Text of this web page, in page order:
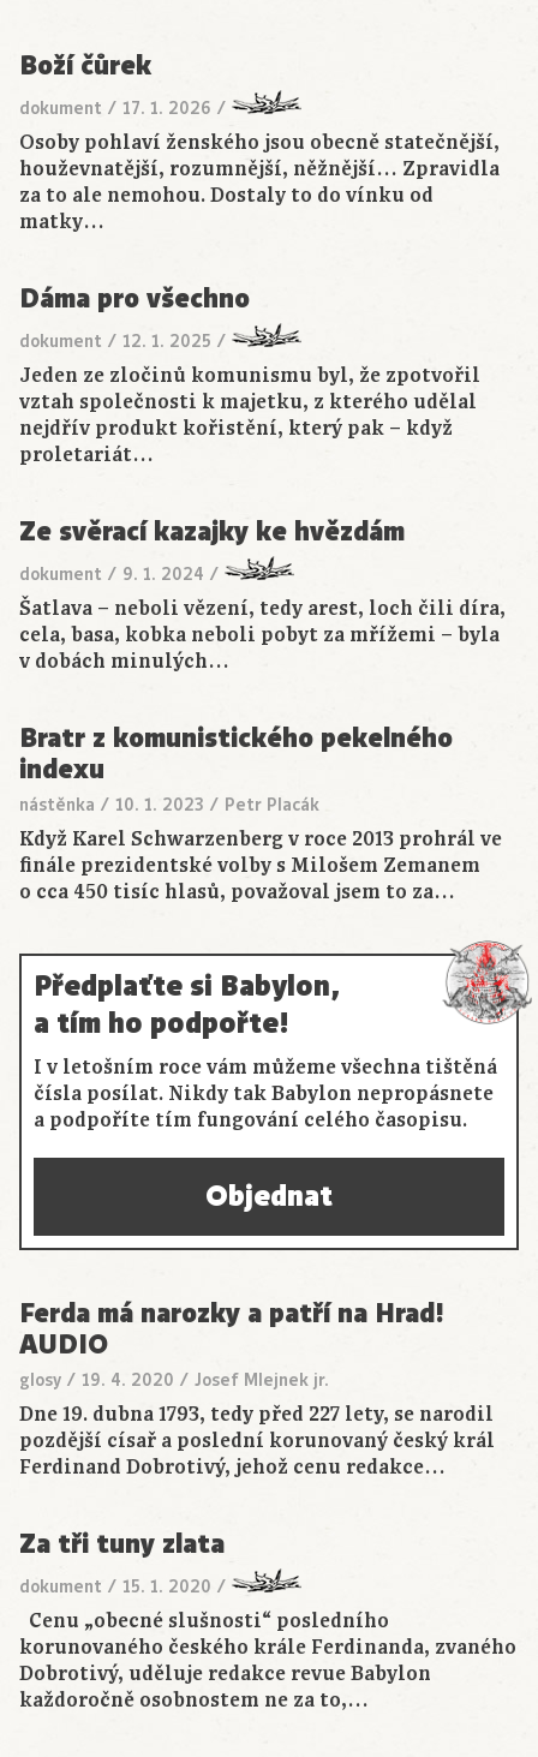
Boží čůrek
dokument / 17. 1. 2026 /
Osoby pohlaví ženského jsou obecně statečnější,
houževnatější, rozumnější, něžnější… Zpravidla
za to ale nemohou. Dostaly to do vínku od
matky…
Dáma pro všechno
dokument / 12. 1. 2025 /
Jeden ze zločinů komunismu byl, že zpotvořil
vztah společnosti k majetku, z kterého udělal
nejdřív produkt kořistění, který pak – když
proletariát…
Ze svěrací kazajky ke hvězdám
dokument / 9. 1. 2024 /
Šatlava – neboli vězení, tedy arest, loch čili díra,
cela, basa, kobka neboli pobyt za mřížemi – byla
v dobách minulých…
Bratr z komunistického pekelného
indexu
nástěnka / 10. 1. 2023 / Petr Placák
Když Karel Schwarzenberg v roce 2013 prohrál ve
finále prezidentské volby s Milošem Zemanem
o cca 450 tisíc hlasů, považoval jsem to za…
Předplaťte si Babylon,
a tím ho podpořte!
I v letošním roce vám můžeme všechna tištěná
čísla posílat. Nikdy tak Babylon nepropásnete
a podpoříte tím fungování celého časopisu.
Objednat
Ferda má narozky a patří na Hrad!
AUDIO
glosy / 19. 4. 2020 / Josef Mlejnek jr.
Dne 19. dubna 1793, tedy před 227 lety, se narodil
pozdější císař a poslední korunovaný český král
Ferdinand Dobrotivý, jehož cenu redakce…
Za tři tuny zlata
dokument / 15. 1. 2020 /
Cenu „obecné slušnosti“ posledního
korunovaného českého krále Ferdinanda, zvaného
Dobrotivý, uděluje redakce revue Babylon
každoročně osobnostem ne za to,…